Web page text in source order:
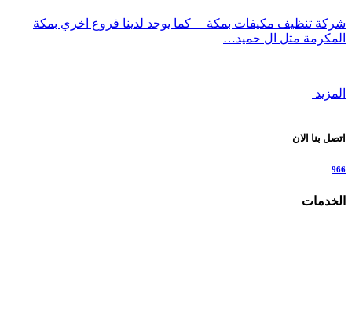
شركة تنظيف مكيفات بمكة كما يوجد لدينا فروع اخري بمكة
المكرمة مثل ال حميد…
المزيد
اتصل بنا الان
966
الخدمات